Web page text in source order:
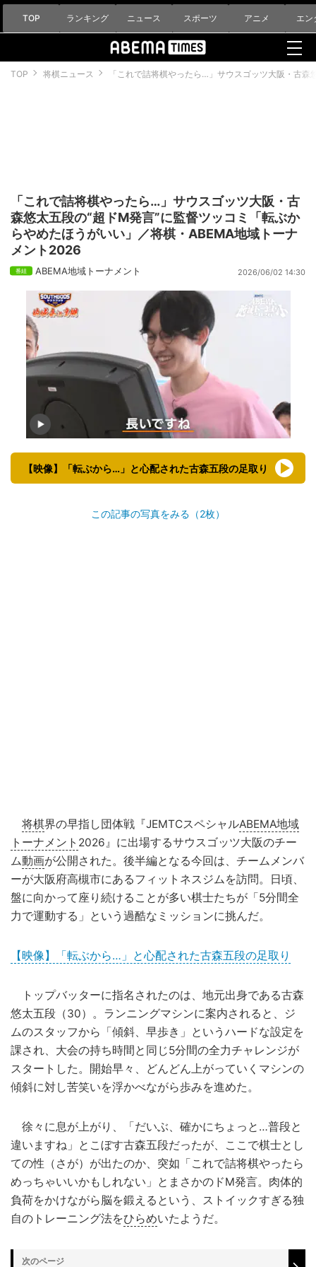
TOP ランキング ニュース スポーツ アニメ エン
TOP 将棋ニュース 「これで詰将棋やったら…」サウスゴッツ大阪・古
「これで詰将棋やったら…」サウスゴッツ大阪・古
森悠太五段の“超ドM発言”に監督ツッコミ「転ぶか
らやめたほうがいい」／将棋・ABEMA地域トーナ
メント2026
ABEMA地域トーナメント 2026/06/02 14:30
【映像】「転ぶから…」と心配された古森五段の足取り
この記事の写真をみる（2枚）
将棋界の早指し団体戦『JEMTCスペシャルABEMA地域
トーナメント 2026』に出場するサウスゴッツ大阪のチー
ム動画が公開された。後半編となる今回は、チームメンバ
ーが大阪府高槻市にあるフィットネスジムを訪問。日頃、
盤に向かって座り続けることが多い棋士たちが「5分間全
力で運動する」という過酷なミッションに挑んだ。
【映像】「転ぶから…」と心配された古森五段の足取り
トップバッターに指名されたのは、地元出身である古森
悠太五段（30）。ランニングマシンに案内されると、ジ
ムのスタッフから「傾斜、早歩き」というハードな設定を
課され、大会の持ち時間と同じ5分間の全力チャレンジが
スタートした。開始早々、どんどん上がっていくマシンの
傾斜に対し苦笑いを浮かべながら歩みを進めた。
徐々に息が上がり、「だいぶ、確かにちょっと…普段と
違いますね」とこぼす古森五段だったが、ここで棋士とし
ての性（さが）が出たのか、突如「これで詰将棋やったら
めっちゃいいかもしれない」とまさかのドM発言。肉体的
負荷をかけながら脳を鍛えるという、ストイックすぎる独
自のトレーニング法をひらめいたようだ。